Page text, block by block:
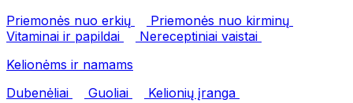
Priemonės nuo erkių
Priemonės nuo kirminų
Vitaminai ir papildai
Nereceptiniai vaistai
Kelionėms ir namams
Dubenėliai
Guoliai
Kelionių įranga